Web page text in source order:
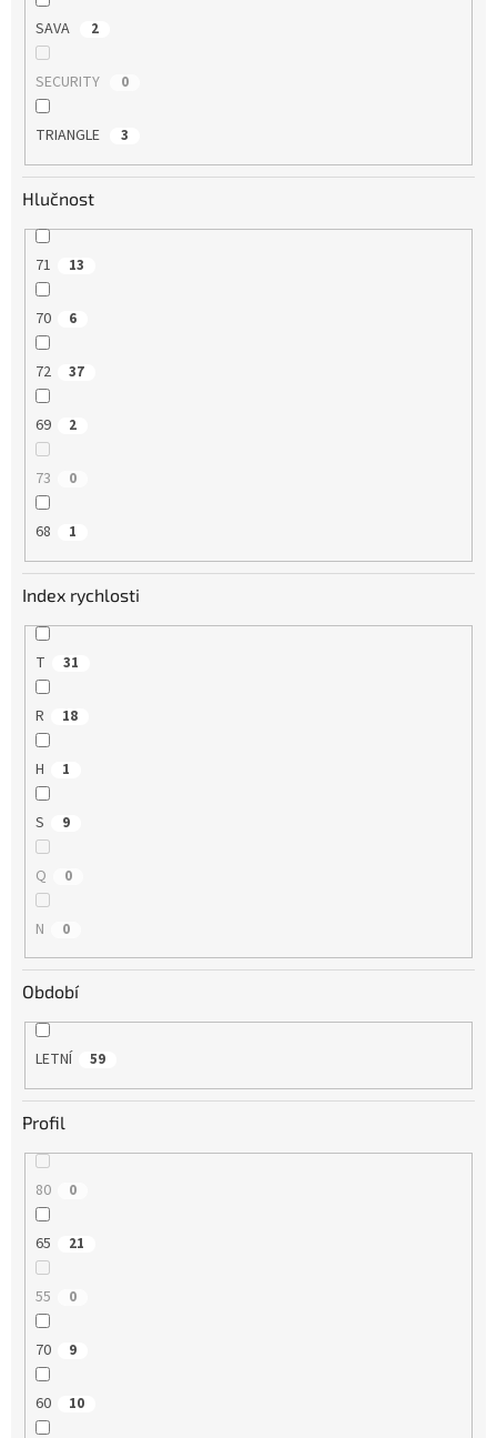
SAVA 2
SECURITY 0
TRIANGLE 3
Hlučnost
71 13
70 6
72 37
69 2
73 0
68 1
Index rychlosti
T 31
R 18
H 1
S 9
Q 0
N 0
Období
LETNÍ 59
Profil
80 0
65 21
55 0
70 9
60 10